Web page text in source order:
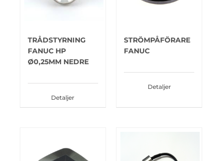
TRÅDSTYRNING
FANUC HP
Ø0,25MM NEDRE
Detaljer
STRÖMPÅFÖRARE
FANUC
Detaljer